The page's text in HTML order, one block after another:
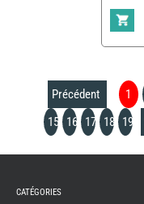
Précédent 1
15
16 17 18 19
CAMPING-
CATÉGORIES